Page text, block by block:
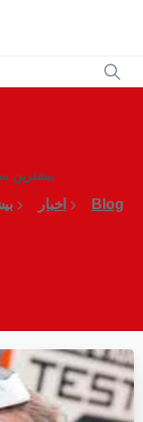
بیشترین
Blog اخبار